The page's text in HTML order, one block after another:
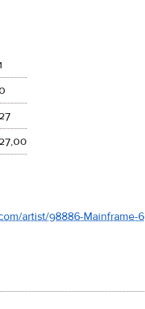
27
27,00
artist/98886-Mainframe-6